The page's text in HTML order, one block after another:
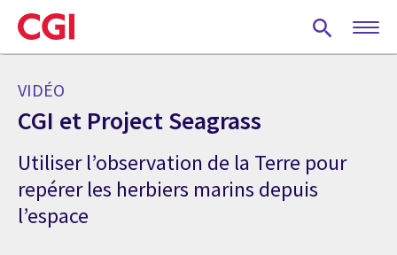
Skip
to
main
VIDÉO
CGI et Project Seagrass
Utiliser l’observation de la Terre pour
repérer les herbiers marins depuis
l’espace